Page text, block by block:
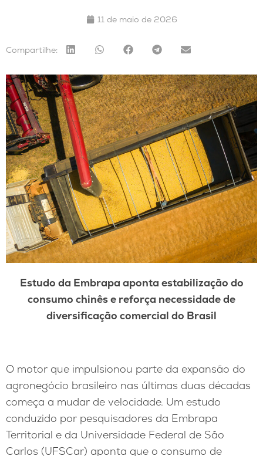
11 de maio de 2026
Compartilhe:
Estudo da Embrapa aponta estabilização do
consumo chinês e reforça necessidade de
diversificação comercial do Brasil
O motor que impulsionou parte da expansão do
agronegócio brasileiro nas últimas duas décadas
começa a mudar de velocidade. Um estudo
conduzido por pesquisadores da Embrapa
Territorial e da Universidade Federal de São
Carlos (UFSCar) aponta que o consumo de